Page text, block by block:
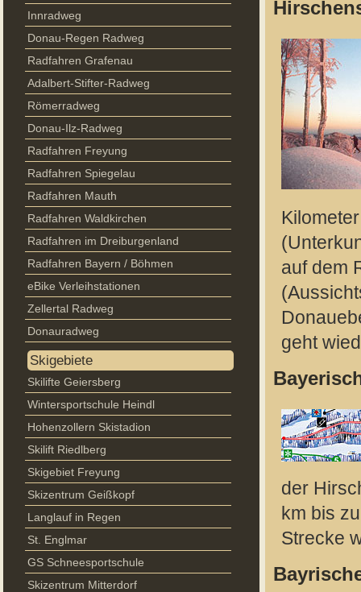
Innradweg
Donau-Regen Radweg
Radfahren Grafenau
Adalbert-Stifter-Radweg
Römerradweg
Donau-Ilz-Radweg
Radfahren Freyung
Radfahren Spiegelau
Radfahren Mauth
Radfahren Waldkirchen
Radfahren im Dreiburgenland
Radfahren Bayern / Böhmen
eBike Verleihstationen
Zellertal Radweg
Donauradweg
Skigebiete
Skilifte Geiersberg
Wintersportschule Heindl
Hohenzollern Skistadion
Skilift Riedlberg
Skigebiet Freyung
Skizentrum Geißkopf
Langlauf in Regen
St. Englmar
GS Schneesportschule
Skizentrum Mitterdorf
auf dem
geht
der
km bis
Strecke